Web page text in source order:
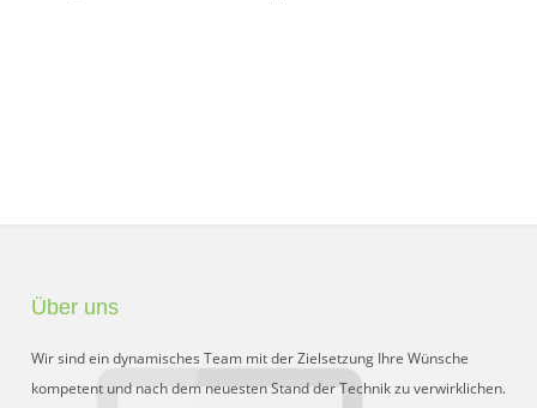
Über uns
Wir sind ein dynamisches Team mit der Zielsetzung Ihre Wünsche
kompetent und nach dem neuesten Stand der Technik zu verwirklichen.